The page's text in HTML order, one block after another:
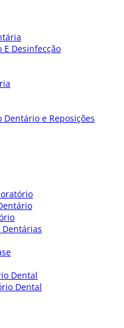
Desinfecção
e Reposições
Dentárias
Dental
Dental